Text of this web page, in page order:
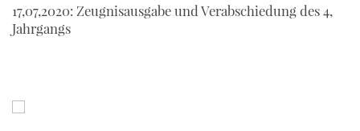
17,07,2020: Zeugnisausgabe und Verabschiedung des 4,
Jahrgangs